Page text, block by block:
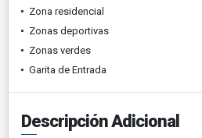
Zona residencial
Zonas deportivas
Zonas verdes
Garita de Entrada
Descripción Adicional